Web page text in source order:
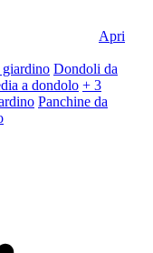
Apri
Dondoli da
a dondolo + 3
Panchine da